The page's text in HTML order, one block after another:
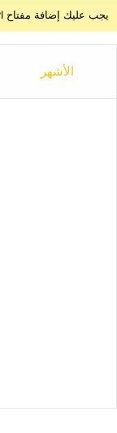
يجب عليك إضافة مفتاح API للطقس من خلال صفحة إعدادات القالب > الدمج
الأشهر